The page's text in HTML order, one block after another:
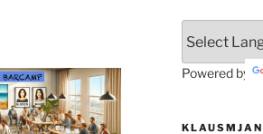
Powered by